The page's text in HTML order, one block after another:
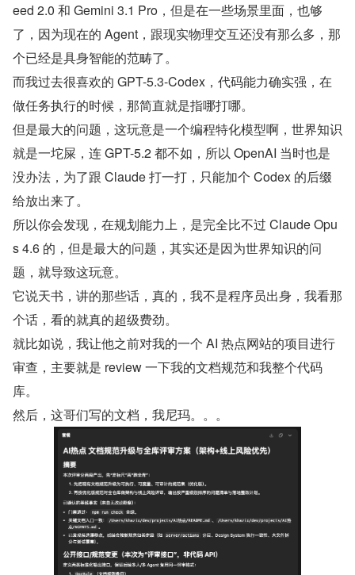
eed 2.0 和 Gemini 3.1 Pro，但是在一些场景里面，也够
了，因为现在的 Agent，跟现实物理交互还没有那么多，那
个已经是具身智能的范畴了。
而我过去很喜欢的 GPT-5.3-Codex，代码能力确实强，在
做任务执行的时候，那简直就是指哪打哪。
但是最大的问题，这玩意是一个编程特化模型啊，世界知识
就是一坨屎，连 GPT-5.2 都不如，所以 OpenAI 当时也是
没办法，为了跟 Claude 打一打，只能加个 Codex 的后缀
给放出来了。
所以你会发现，在规划能力上，是完全比不过 Claude Opu
s 4.6 的，但是最大的问题，其实还是因为世界知识的问
题，就导致这玩意。
它说天书，讲的那些话，真的，我不是程序员出身，我看那
个话，看的就真的超级费劲。
就比如说，我让他之前对我的一个 AI 热点网站的项目进行
审查，主要就是 review 一下我的文档规范和我整个代码
库。
然后，这哥们写的文档，我尼玛。。。